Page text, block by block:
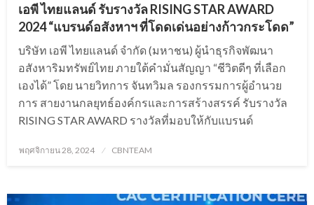
เอพี ไทยแลนด์ รับรางวัล RISING STAR AWARD
2024 “แบรนด์อสังหาฯ ที่โดดเด่นอย่างก้าวกระโดด”
บริษัท เอพี ไทยแลนด์ จำกัด (มหาชน) ผู้นำธุรกิจพัฒนา
อสังหาริมทรัพย์ไทย ภายใต้คำมั่นสัญญา “ชีวิตดีๆ ที่เลือก
เองได้” โดย นายวิทการ จันทวิมล รองกรรมการผู้อำนวย
การ สายงานกลยุทธ์องค์กรและการสร้างสรรค์ รับรางวัล
RISING STAR AWARD รางวัลที่มอบให้กับแบรนด์
Posted
พฤศจิกายน 28, 2024 CBNTEAM